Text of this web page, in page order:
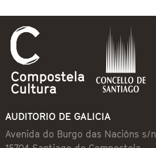
AUDITORIO DE GALICIA
Avenida do Burgo das Nacións s/n